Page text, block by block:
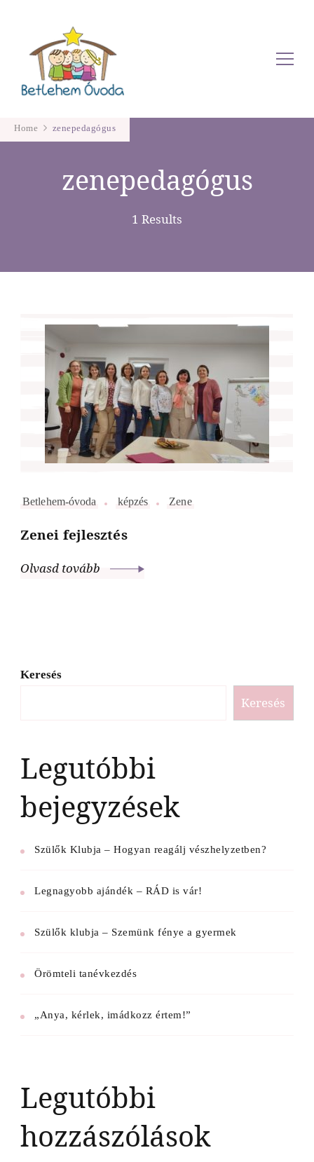
Betlehem Óvoda
Home zenepedagógus
zenepedagógus
1 Results
Betlehem-óvoda képzés Zene
Zenei fejlesztés
Olvasd tovább
Keresés
Keresés
Legutóbbi
bejegyzések
Szülők Klubja – Hogyan reagálj vészhelyzetben?
Legnagyobb ajándék – RÁD is vár!
Szülők klubja – Szemünk fénye a gyermek
Örömteli tanévkezdés
„Anya, kérlek, imádkozz értem!”
Legutóbbi
hozzászólások